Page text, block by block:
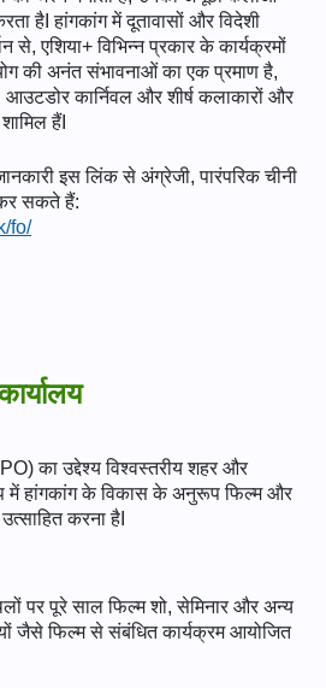
हैI हांगकांग में दूतावासों और विदेशी
एशिया+ विभिन्न प्रकार के कार्यक्रमों
की अनंत संभावनाओं का एक प्रमाण है,
आउटडोर कार्निवल और शीर्ष कलाकारों और
हैंI
इस लिंक से अंग्रेजी, पारंपरिक चीनी
कर सकते हैं:
fo/
का उद्देश्य विश्वस्तरीय शहर और
में हांगकांग के विकास के अनुरूप फिल्म और
करना हैI
पर पूरे साल फिल्म शो, सेमिनार और अन्य
जैसे फिल्म से संबंधित कार्यक्रम आयोजित